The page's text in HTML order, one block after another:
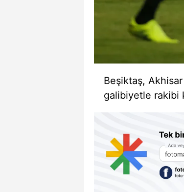
Beşiktaş, Akhisar
galibiyetle rakibi